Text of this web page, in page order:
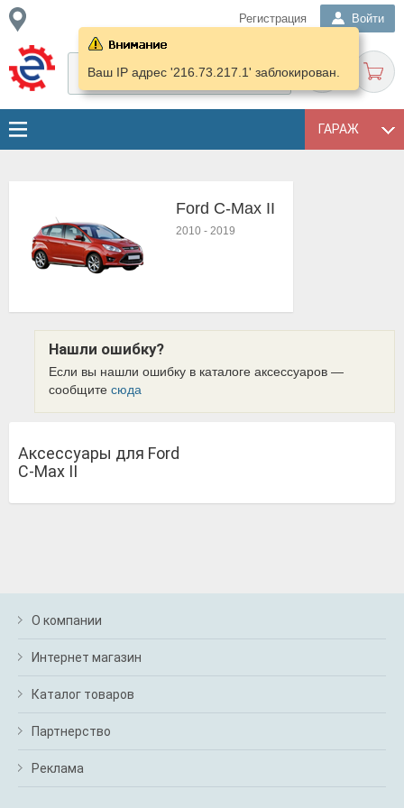
Регистрация Войти
ГАРАЖ
Ваш IP адрес '216.73.217.1' заблокирован.
Ford C-Max II
2010 - 2019
Нашли ошибку?
Если вы нашли ошибку в каталоге аксессуаров —
сообщите сюда
Аксессуары для Ford
C-Max II
О компании
Интернет магазин
Каталог товаров
Партнерство
Реклама